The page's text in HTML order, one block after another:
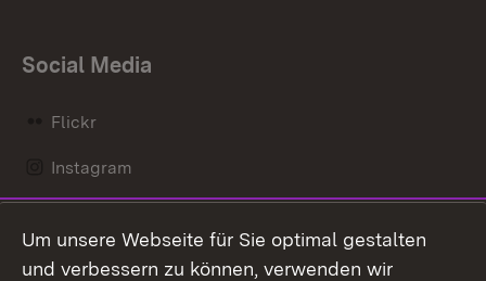
Social Media
Flickr
Instagram
Mastodon
Um unsere Webseite für Sie optimal gestalten
und verbessern zu können, verwenden wir